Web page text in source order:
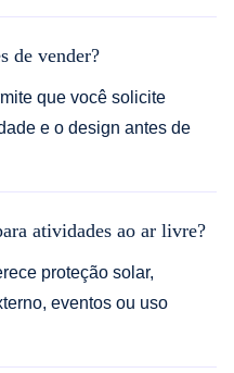
de vender?
que você solicite
e o design antes de
atividades ao ar livre?
proteção solar,
eventos ou uso